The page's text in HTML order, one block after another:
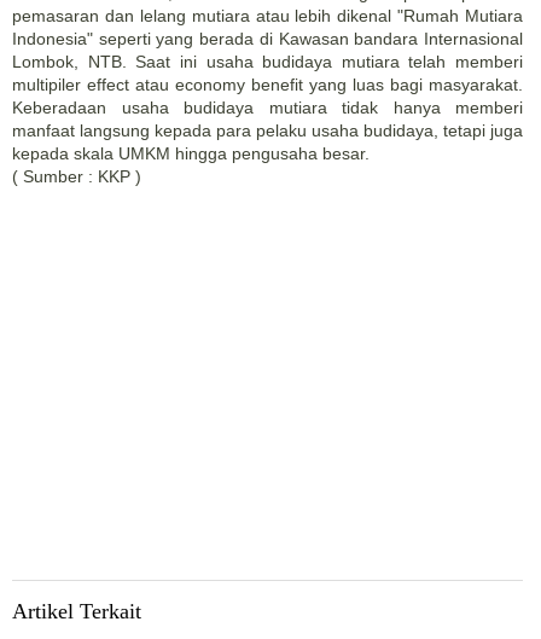
pemasaran dan lelang mutiara atau lebih dikenal "Rumah Mutiara
Indonesia" seperti yang berada di Kawasan bandara Internasional
Lombok, NTB. Saat ini usaha budidaya mutiara telah memberi
multipiler effect atau economy benefit yang luas bagi masyarakat.
Keberadaan usaha budidaya mutiara tidak hanya memberi
manfaat langsung kepada para pelaku usaha budidaya, tetapi juga
kepada skala UMKM hingga pengusaha besar.
( Sumber : KKP )
Artikel Terkait